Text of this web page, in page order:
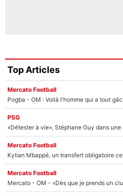
Top Articles
Mercato Football
Pogba - OM : Voilà l'homme qui a tout
PSG
«Détester à vie», Stéphane Guy dans
Mercato Football
Kylian Mbappé, un transfert obligatoire
Mercato Football